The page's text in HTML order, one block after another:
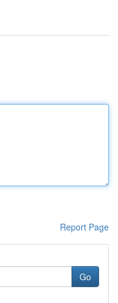
Report Page
Go